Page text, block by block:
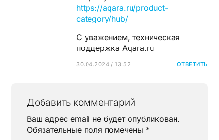
https://aqara.ru/product-
category/hub/
С уважением, техническая
поддержка Aqara.ru
30.04.2024 / 13:52 ОТВЕТИТЬ
Добавить комментарий
Ваш адрес email не будет опубликован.
Обязательные поля помечены *